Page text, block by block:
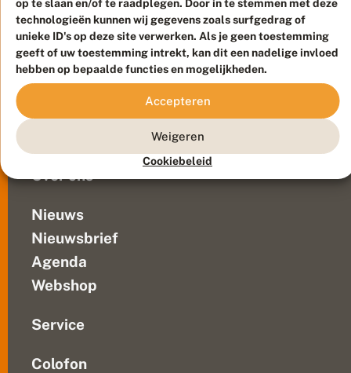
op te slaan en/of te raadplegen. Door in te stemmen met deze
technologieën kunnen wij gegevens zoals surfgedrag of
unieke ID's op deze site verwerken. Als je geen toestemming
geeft of uw toestemming intrekt, kan dit een nadelige invloed
hebben op bepaalde functies en mogelijkheden.
Accepteren
Weigeren
Cookiebeleid
Contact
Veelgestelde vragen
Over ons
Nieuws
Nieuwsbrief
Agenda
Webshop
Service
Colofon
Duurzaam ontwikkeld doorGo2People, ontworpen door
Blue Field Agency
Privacy
Disclaimer